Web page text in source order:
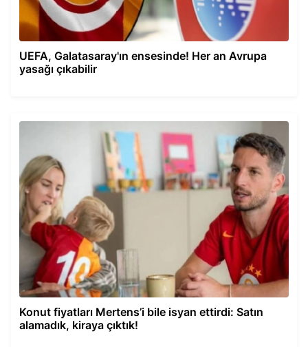
UEFA, Galatasaray'ın ensesinde! Her an Avrupa
yasağı çıkabilir
Konut fiyatları Mertens’i bile isyan ettirdi: Satın
alamadık, kiraya çıktık!